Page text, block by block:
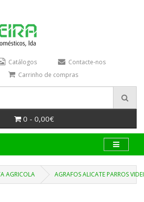
Catálogos
Contacte-nos
Carrinho de compras
0 - 0,00€
AGRICOLA AGRAFOS ALICATE PARROS